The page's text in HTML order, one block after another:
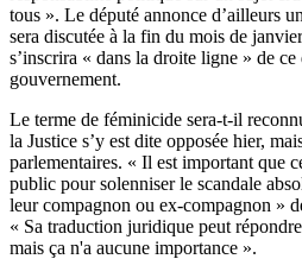
tous ». Le député annonce d’ailleurs
sera discutée à la fin du mois de
s’inscrira « dans la droite ligne » de
gouvernement.
Le terme de féminicide sera-t-il
la Justice s’y est dite opposée hier,
parlementaires. « Il est important que
public pour solenniser le scandale
leur compagnon ou ex-compagnon »
« Sa traduction juridique peut
mais ça n'a aucune importance ».